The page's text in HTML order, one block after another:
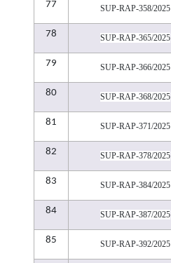
77 SUP-RAP-358/2025
78 SUP-RAP-365/2025
79 SUP-RAP-366/2025
80 SUP-RAP-368/2025
81 SUP-RAP-371/2025
82 SUP-RAP-378/2025
83 SUP-RAP-384/2025
84 SUP-RAP-387/2025
85 SUP-RAP-392/2025